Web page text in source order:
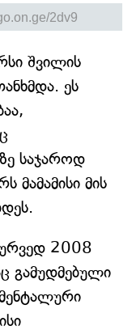
შვილის
ეს
საჯაროდ
მამამისი მის
2008
გამუდმებული
მენტალური